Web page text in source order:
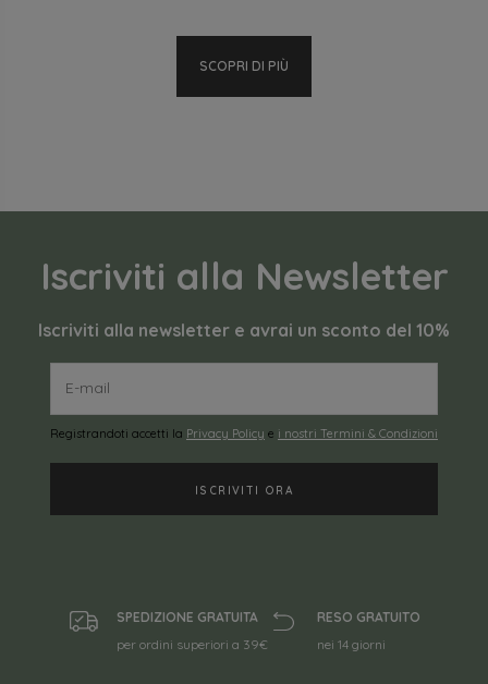
SCOPRI DI PIÙ
Iscriviti alla Newsletter
Iscriviti alla newsletter e avrai un sconto del 10%
Registrandoti accetti la Privacy Policy e i nostri Termini & Condizioni
SPEDIZIONE GRATUITA
per ordini superiori a 39€
RESO GRATUITO
nei 14 giorni